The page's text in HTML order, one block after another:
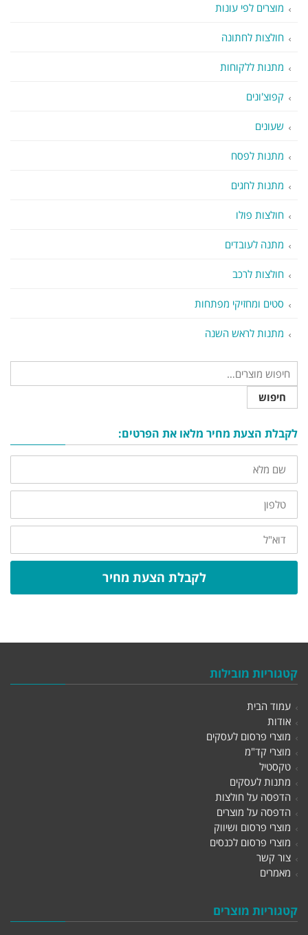
מוצרים לפי עונות
חולצות לחתונה
מתנות ללקוחות
קפוצ'ונים
שעונים
מתנות לפסח
מתנות לחגים
חולצות פולו
מתנה לעובדים
חולצות לרכב
סטים ומחזיקי מפתחות
מתנות לראש השנה
חיפוש
לקבלת הצעת מחיר מלאו את הפרטים:
שם
מלא
טלפון
דוא"ל
לקבלת הצעת מחיר
קטגוריות מובילות
עמוד הבית
אודות
מוצרי פרסום לעסקים
מוצרי קד"מ
טקסטיל
מתנות לעסקים
הדפסה על חולצות
הדפסה על מוצרים
מוצרי פרסום ושיווק
מוצרי פרסום לכנסים
צור קשר
מאמרים
קטגוריות מוצרים